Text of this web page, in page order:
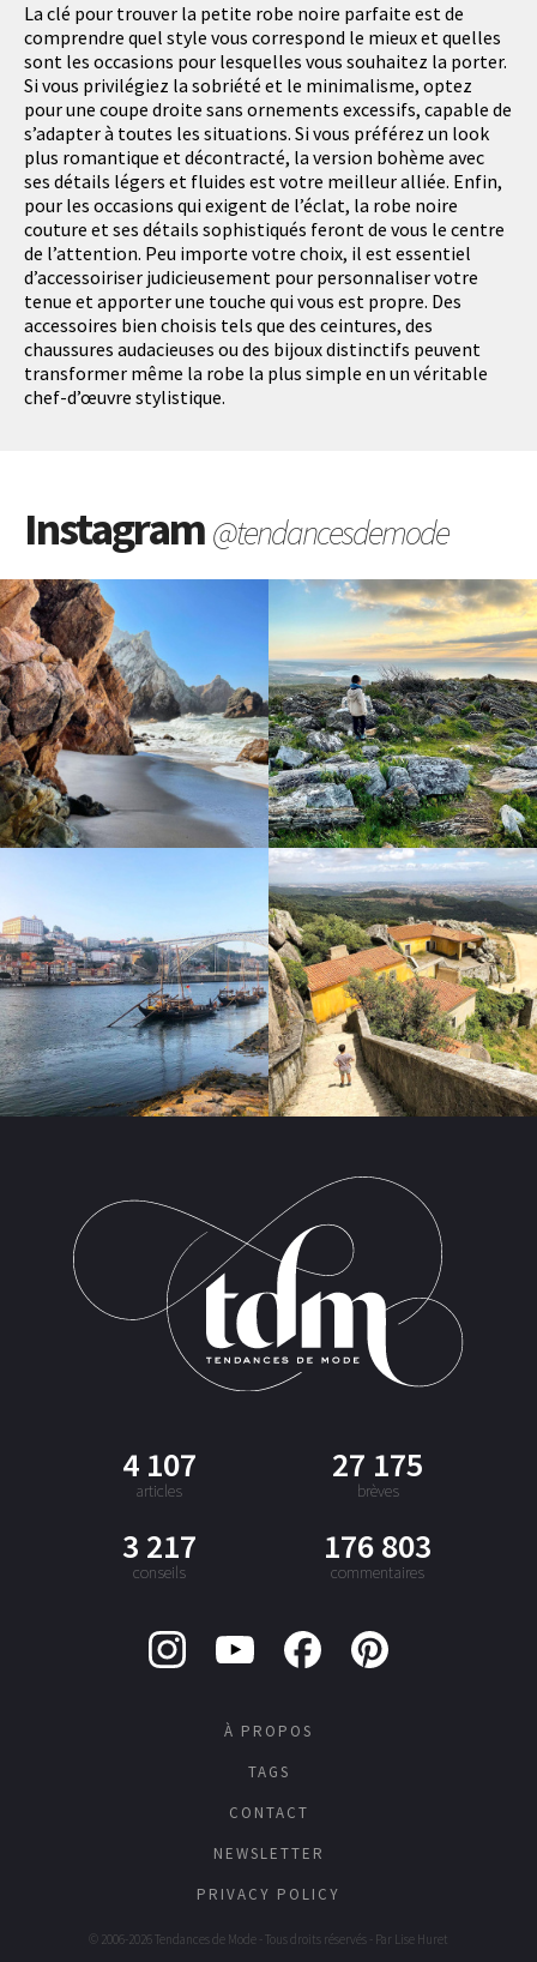
La clé pour trouver la petite robe noire parfaite est de
comprendre quel style vous correspond le mieux et quelles
sont les occasions pour lesquelles vous souhaitez la porter.
Si vous privilégiez la sobriété et le minimalisme, optez
pour une coupe droite sans ornements excessifs, capable de
s’adapter à toutes les situations. Si vous préférez un look
plus romantique et décontracté, la version bohème avec
ses détails légers et fluides est votre meilleur alliée. Enfin,
pour les occasions qui exigent de l’éclat, la robe noire
couture et ses détails sophistiqués feront de vous le centre
de l’attention. Peu importe votre choix, il est essentiel
d’accessoiriser judicieusement pour personnaliser votre
tenue et apporter une touche qui vous est propre. Des
accessoires bien choisis tels que des ceintures, des
chaussures audacieuses ou des bijoux distinctifs peuvent
transformer même la robe la plus simple en un véritable
chef-d’œuvre stylistique.
Instagram@tendancesdemode
4 107
articles
27 175
brèves
3 217
conseils
176 803
commentaires
À PROPOS
TAGS
CONTACT
NEWSLETTER
PRIVACY POLICY
© 2006-2026 Tendances de Mode - Tous droits réservés - Par Lise Huret